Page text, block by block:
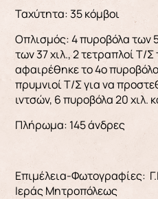
Ταχύτητα: 35 κόμβοι
Οπλισμός: 4 πυροβόλα των
των 37 χιλ., 2 τετραπλοί Τ/Σ
αφαιρέθηκε το 4ο
πρυμνιοί Τ/Σ για να
ιντσών, 6 πυροβόλα 20 χιλ.
Πλήρωμα: 145 άνδρες
Επιμέλεια-Φωτογραφίες:
Ιεράς Μητροπόλεως